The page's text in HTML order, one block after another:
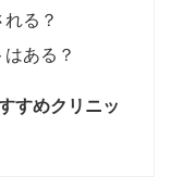
る？
ある？
すめクリニッ